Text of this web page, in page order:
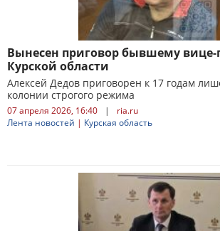
Вынесен приговор бывшему вице-
Курской области
Алексей Дедов приговорен к 17 годам
колонии строгого режима
07 апреля 2026, 16:40 |
ria.ru
Лента новостей | Курская область